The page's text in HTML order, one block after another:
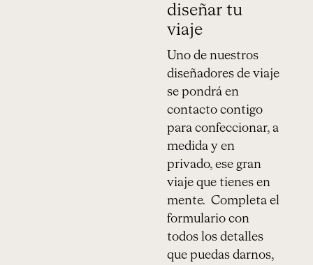
diseñar tu
viaje
Uno de nuestros
diseñadores de viaje
se pondrá en
contacto contigo
para confeccionar, a
medida y en
privado, ese gran
viaje que tienes en
mente. Completa el
formulario con
todos los detalles
que puedas darnos,